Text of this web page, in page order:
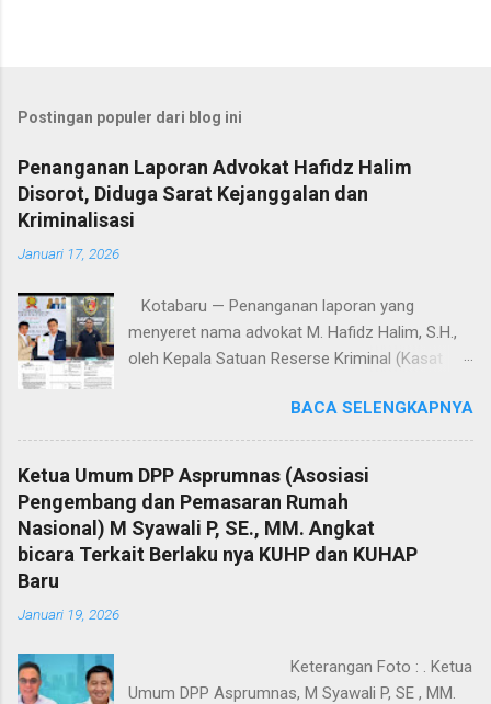
Postingan populer dari blog ini
Penanganan Laporan Advokat Hafidz Halim
Disorot, Diduga Sarat Kejanggalan dan
Kriminalisasi
Januari 17, 2026
Kotabaru — Penanganan laporan yang
menyeret nama advokat M. Hafidz Halim, S.H.,
oleh Kepala Satuan Reserse Kriminal (Kasat
Y., S.T.K., S.I.K., M.H., menuai sorotan tajam dari
kalangan advokat dan pemerhati hukum. Proses
penyelidikan hingga penyidikan yang dilakukan
dinilai sarat kejanggalan dan berpotensi
mengarah pada dugaan kriminalisasi profesi
advokat. Jumat (16/1/2026). Sorotan ini
mencuat lantaran laporan polisi tertanggal 4
alamat korespondensi, hingga langkah-langkah
BACA SELENGKAPNYA
Ketua Umum DPP Asprumnas (Asosiasi
Pengembang dan Pemasaran Rumah
Nasional) M Syawali P, SE., MM. Angkat
bicara Terkait Berlaku nya KUHP dan KUHAP
Baru
Januari 19, 2026
Keterangan Foto : . Ketua
Umum DPP Asprumnas, M Syawali P, SE , MM.